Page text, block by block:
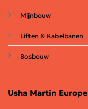
Mijnbouw
Liften & Kabelbanen
Bosbouw
Usha Martin Europe